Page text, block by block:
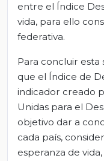
entre el Índice
vida, para ello
federativa.
Para concluir
que el Índice de
indicador creado
Unidas para el
objetivo dar a
cada país,
esperanza de